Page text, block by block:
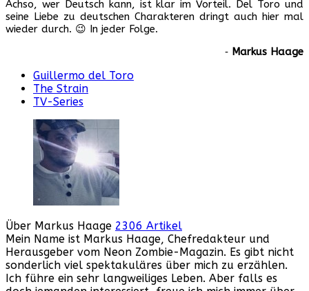
Achso, wer Deutsch kann, ist klar im Vorteil. Del Toro und
seine Liebe zu deutschen Charakteren dringt auch hier mal
wieder durch. 😉 In jeder Folge.
‐ Markus Haage
Guillermo del Toro
The Strain
TV-Series
Über Markus Haage 2306 Artikel
Mein Name ist Markus Haage, Chefredakteur und
Herausgeber vom Neon Zombie-Magazin. Es gibt nicht
sonderlich viel spektakuläres über mich zu erzählen.
Ich führe ein sehr langweiliges Leben. Aber falls es